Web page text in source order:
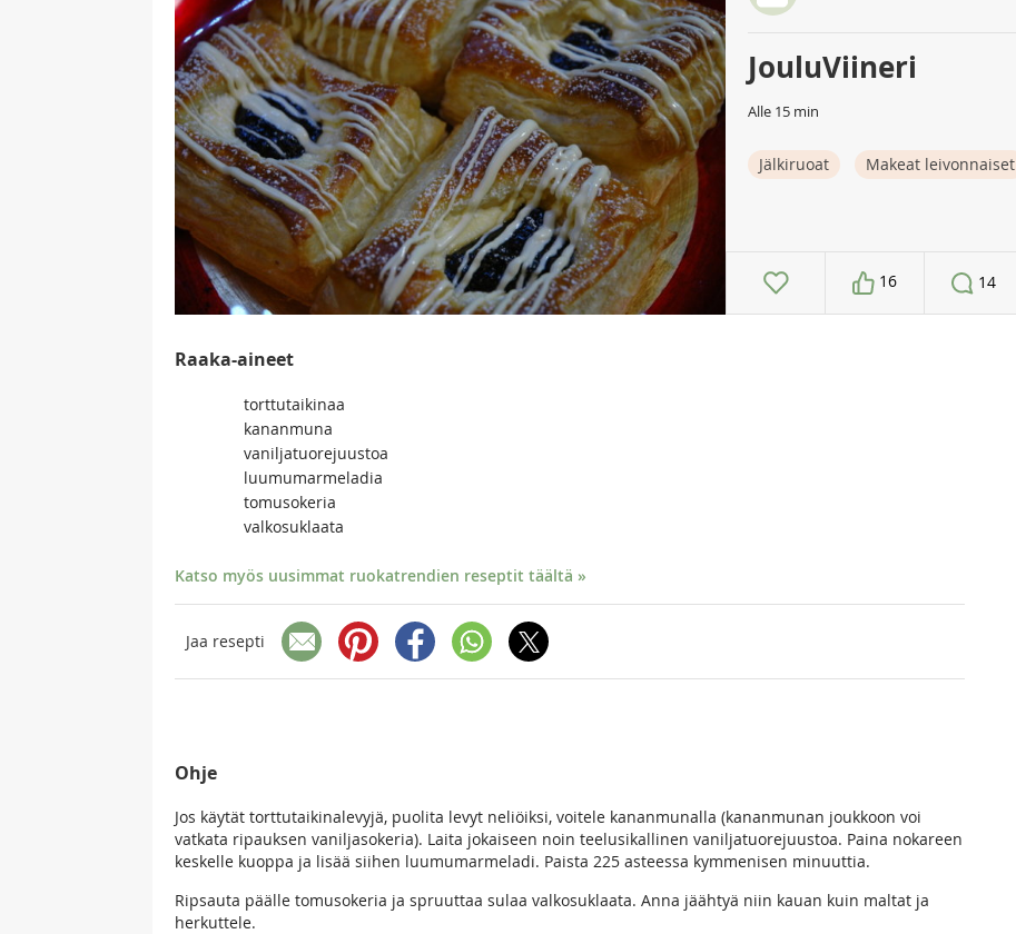
JouluViineri
Alle 15 min
Jälkiruoat Makeat leivonnaiset
16 14
Raaka-aineet
torttutaikinaa
kananmuna
vaniljatuorejuustoa
luumumarmeladia
tomusokeria
valkosuklaata
Katso myös uusimmat ruokatrendien reseptit täältä »
Jaa resepti
Ohje
Jos käytät torttutaikinalevyjä, puolita levyt neliöiksi, voitele kananmunalla (kananmunan joukkoon voi
vatkata ripauksen vaniljasokeria). Laita jokaiseen noin teelusikallinen vaniljatuorejuustoa. Paina nokareen
keskelle kuoppa ja lisää siihen luumumarmeladi. Paista 225 asteessa kymmenisen minuuttia.
Ripsauta päälle tomusokeria ja spruuttaa sulaa valkosuklaata. Anna jäähtyä niin kauan kuin maltat ja
herkuttele.